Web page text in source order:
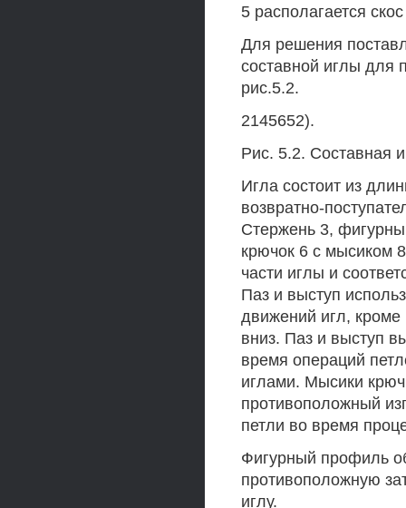
5 располагается
Для решения
составной иглы для
рис.5.2.
2145652).
Рис. 5.2. Составная
Игла состоит из
возвратно-
Стержень 3,
крючок 6 с мысиком
части иглы и
Паз и выступ
движений игл, кроме
вниз. Паз и выступ
время операций
иглами. Мысики
противоположный
петли во время
Фигурный профиль
противоположную
иглу.